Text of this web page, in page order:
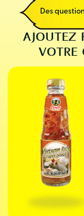
Des
AJOUTEZ
VOTRE